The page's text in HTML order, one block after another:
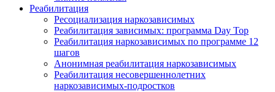
Реабилитация
Ресоциализация наркозависимых
Реабилитация зависимых: программа Day Top
Реабилитация наркозависимых по программе 12
шагов
Анонимная реабилитация наркозависимых
Реабилитация несовершеннолетних
наркозависимых-подростков